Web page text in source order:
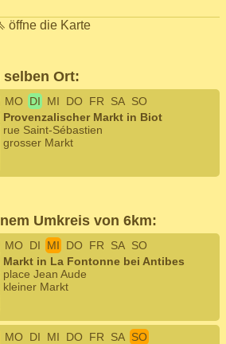
öffne die Karte
selben Ort:
MO DI MI DO FR SA SO
Provenzalischer Markt in Biot
rue Saint-Sébastien
grosser Markt
Umkreis von 6km:
MO DI MI DO FR SA SO
Markt in La Fontonne bei Antibes
place Jean Aude
kleiner Markt
MO DI MI DO FR SA SO